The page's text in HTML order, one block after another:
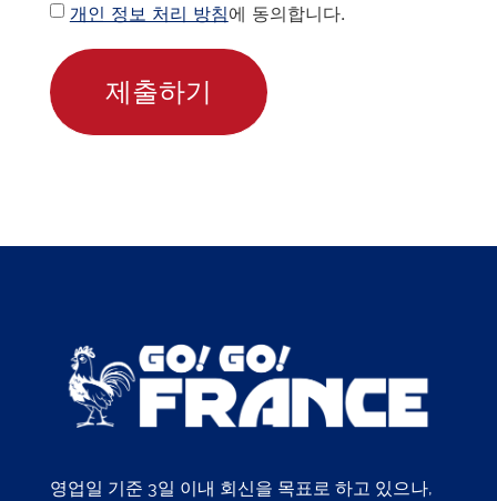
개인 정보 처리 방침에 동의합니다.
영업일 기준 3일 이내 회신을 목표로 하고 있으나,